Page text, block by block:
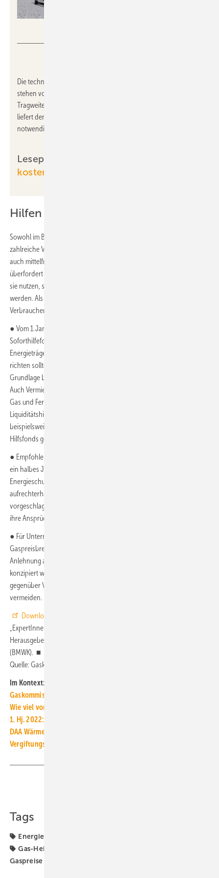
Die technische und elektrotechnische Gebäudeausrüstung
stehen vor einem Transformationsprozess mit enormer
Tragweite und Verantwortung für die Energiewende. TGA+E
liefert den Akteuren aus beiden Disziplinen das gemeinsam
notwendige Wissen.
Leseprobe TGA+E-Fachplaner:
kostenlos zum Download
Hilfen für überforderte Verbraucher
Sowohl im Bereich der Haushalte als auch der Unternehmen dürfte es
zahlreiche Verbraucher geben, die mit dem „New Normal“, also dem
auch mittelfristig voraussichtlich hohen Niveau der Energiekosten,
überfordert sein werden. Unabhängig davon, welchen Energieträger
sie nutzen, sollten sie aus Sicht der Gaskommission weiter entlastet
werden. Als flankierende Maßnahmen empfiehlt sie deshalb für alle
Verbraucher:
● Vom 1. Januar 2023 bis zum 30. April 2024 soll es einen
Soforthilfefonds geben, der sich unabhängig von der Art des
Energieträgers an Haushalte mit unteren und mittleren Einkommen
richten sollte, die die Belastungen nicht selbst stemmen können.
Grundlage bilden das Einkommen und die Höhe der Energiekosten.
Auch Vermieter, die für ihre Mieter bei extremen Preissteigerungen für
Gas und Fernwärme in Vorleistung gehen, sollen eine zinslose
Liquiditätshilfe erhalten. Ebenso soll es für soziale Dienstleister,
beispielsweise Krankenhäuser oder Pflegeeinrichtungen, einen
Hilfsfonds geben.
● Empfohlen wird außerdem ein Kündigungsmoratorium: Mindestens
ein halbes Jahr Zeit sollte Privathaushalten gewährt werden, um ihre
Energieschulden zu begleichen. Diese Hilfe muss so lange
aufrechterhalten werden, bis das von Bundesregierung
vorgeschlagene Wohngeld Plus voll administrierbar ist und Bürger
ihre Ansprüche tatsächlich auch ausbezahlt bekommen.
● Für Unternehmen soll ab dem 1. Januar 2023 bis zum Ende der
Gaspreisbremse ein Härtefallprogramm aufgelegt werden, das in
Anlehnung an die Kreditprogramme aus der Corona-Pandemie
konzipiert werden kann. Eine Günstigerstellung von Gasverbrauchern
gegenüber Verbrauchern anderer Energieträger gelte es zu
vermeiden.
Download des Abschlussberichts der Gaskommission
„ExpertInnen-Kommission Gas und Wärme: Sicher durch den Winter“.
Herausgeber: Bundesministerium für Wirtschaft und Klimaschutz
(BMWK). ■
Quelle: Gaskommission, IG BCE / jv
Im Kontext:
Gaskommission fordert auch Steigerung der Gebäudeeffizienz
Wie viel vom Wärmepumpenstrom liefert die eigene PV-Anlage?
1. Hj. 2022: Gaspreise für Haushalte um 17,7 % gestiegen
DAA WärmeIndex: Fossile Heizungen wieder stärker gefragt
Vergiftungsgefahr durch Heiz-Experimente
Tags
Energiepreise
Gas-Heizung
Gaspreise